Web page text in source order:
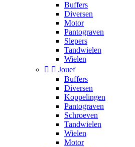
Buffers
Diversen
Motor
Pantograven
Slepers
Tandwielen
Wielen
  Jouef
Buffers
Diversen
Koppelingen
Pantograven
Schroeven
Tandwielen
Wielen
Motor